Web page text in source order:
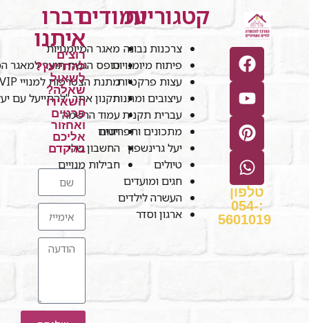
טלפון
:054-
5601019
קטגוריות
צרכנות נבונה
פיתוח מיומנויות
עצות פרקטיות
עיצובים ומתנות
עברית תקנית
מתכונים ותפריטים
יעל גרינשפון
טיולים
חגים ומועדים
העשרה לילדים
ארגון וסדר
עמודים
מאגר המיומנויות
טופס הגשת תוצר למאגר
מתנת הצטרפות למנויי VIP
תקנון אתר "להתייעל עם
עמוד הרשמה
חנות
החשבון שלי
חבילות מנויים
דברו
איתנו
רוצים
להתייעץ?
לשאול
שאלה?
השאירו
פרטים
ואחזור
אליכם
בהקדם